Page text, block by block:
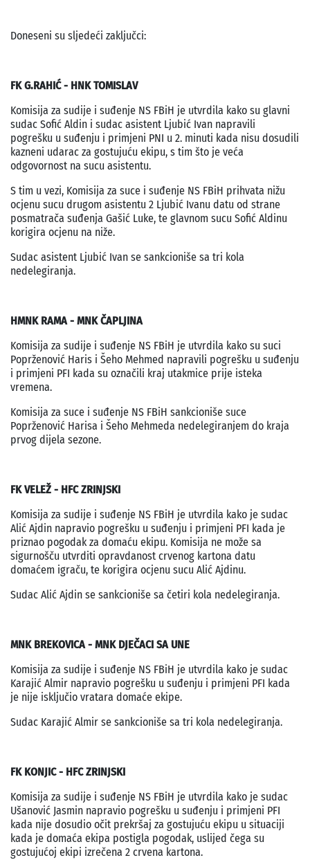
Doneseni su sljedeći zaključci:
FK G.RAHIĆ - HNK TOMISLAV
Komisija za sudije i suđenje NS FBiH je utvrdila kako su glavni
sudac Sofić Aldin i sudac asistent Ljubić Ivan napravili
pogrešku u suđenju i primjeni PNI u 2. minuti kada nisu dosudili
kazneni udarac za gostujuću ekipu, s tim što je veća
odgovornost na sucu asistentu.
S tim u vezi, Komisija za suce i suđenje NS FBiH prihvata nižu
ocjenu sucu drugom asistentu 2 Ljubić Ivanu datu od strane
posmatrača suđenja Gašić Luke, te glavnom sucu Sofić Aldinu
korigira ocjenu na niže.
Sudac asistent Ljubić Ivan se sankcioniše sa tri kola
nedelegiranja.
HMNK RAMA - MNK ČAPLJINA
Komisija za sudije i suđenje NS FBiH je utvrdila kako su suci
Poprženović Haris i Šeho Mehmed napravili pogrešku u suđenju
i primjeni PFI kada su označili kraj utakmice prije isteka
vremena.
Komisija za suce i suđenje NS FBiH sankcioniše suce
Poprženović Harisa i Šeho Mehmeda nedelegiranjem do kraja
prvog dijela sezone.
FK VELEŽ - HFC ZRINJSKI
Komisija za sudije i suđenje NS FBiH je utvrdila kako je sudac
Alić Ajdin napravio pogrešku u suđenju i primjeni PFI kada je
priznao pogodak za domaću ekipu. Komisija ne može sa
sigurnošču utvrditi opravdanost crvenog kartona datu
domaćem igraču, te korigira ocjenu sucu Alić Ajdinu.
Sudac Alić Ajdin se sankcioniše sa četiri kola nedelegiranja.
MNK BREKOVICA - MNK DJEČACI SA UNE
Komisija za sudije i suđenje NS FBiH je utvrdila kako je sudac
Karajić Almir napravio pogrešku u suđenju i primjeni PFI kada
je nije isključio vratara domaće ekipe.
Sudac Karajić Almir se sankcioniše sa tri kola nedelegiranja.
FK KONJIC - HFC ZRINJSKI
Komisija za sudije i suđenje NS FBiH je utvrdila kako je sudac
Ušanović Jasmin napravio pogrešku u suđenju i primjeni PFI
kada nije dosudio očit prekršaj za gostujuću ekipu u situaciji
kada je domaća ekipa postigla pogodak, uslijed čega su
gostujućoj ekipi izrečena 2 crvena kartona.